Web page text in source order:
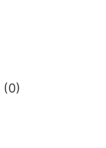
(0)